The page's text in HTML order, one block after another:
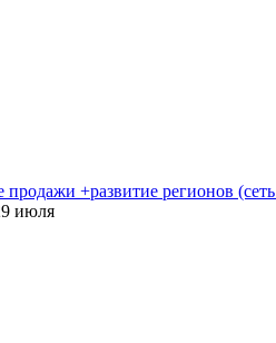
+развитие регионов
июля